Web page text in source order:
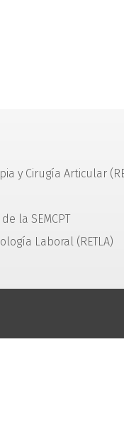
y Cirugía Articular
la SEMCPT
Laboral (RETLA)